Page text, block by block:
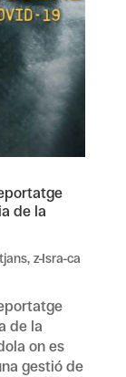
de la
, z-Isra-ca
de la
on es
gestió de